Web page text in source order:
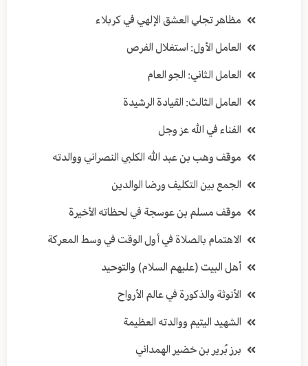
مظاهر تجلي العشق الإلهي في كربلاء
العامل الأول: استغلال الفرص
العامل الثاني: الجو العام
العامل الثالث: القيادة الرشيدة
الفناء في الله عز وجل
موقف وهب بن عبد الله الكلبي النصراني ووالدته
الجمع بين التكليف ورضا الوالدين
موقف مسلم بن عوسجة في لحظاته الأخيرة
الاهتمام بالصلاة في أول الوقت في وسط المعركة
أهل البيت (عليهم السلام) والتوحيد
الأنوثة والذكورة في عالم الأرواح
الشهيد اليتيم ووالدته العظيمة
برز بُرير بن خضير الهمداني